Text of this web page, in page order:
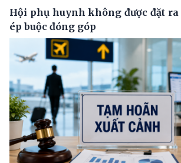
Hội phụ huynh không được đặt ra
ép buộc đóng góp